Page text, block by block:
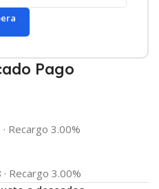
Pago
· Recargo 3.00%
· Recargo 3.00%